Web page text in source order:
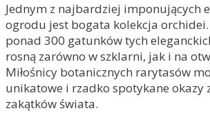
Jednym z najbardziej imponujących
ogrodu jest bogata kolekcja
ponad 300 gatunków tych
rosną zarówno w szklarni, jak i na
Miłośnicy botanicznych rarytasów
unikatowe i rzadko spotykane okazy
zakątków świata.